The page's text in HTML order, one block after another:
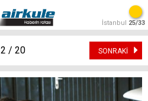
İstanbul 25/33
SONRAKİ
2 / 20